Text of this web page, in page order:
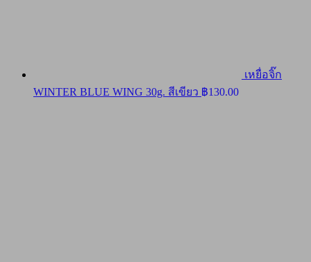
เหยื่อจิ๊ก
WINTER BLUE WING 30g. สีเขียว ฿130.00